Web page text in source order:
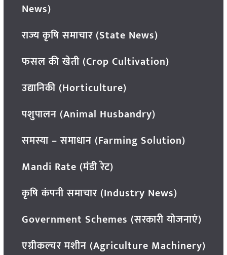
News)
राज्य कृषि समाचार (State News)
फसल की खेती (Crop Cultivation)
उद्यानिकी (Horticulture)
पशुपालन (Animal Husbandry)
समस्या – समाधान (Farming Solution)
Mandi Rate (मंडी रेट)
कृषि कंपनी समाचार (Industry News)
Government Schemes (सरकारी योजनाएं)
एग्रीकल्चर मशीन (Agriculture Machinery)